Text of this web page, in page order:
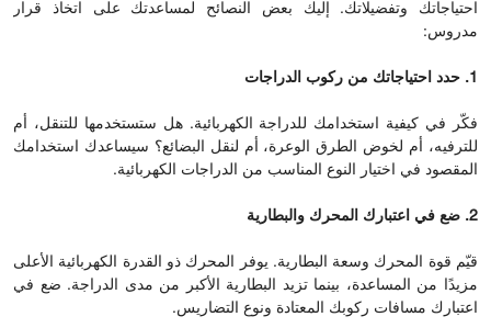
احتياجاتك وتفضيلاتك. إليك بعض النصائح لمساعدتك على اتخاذ قرار
مدروس:
1. حدد احتياجاتك من ركوب الدراجات
فكّر في كيفية استخدامك للدراجة الكهربائية. هل ستستخدمها للتنقل، أم
للترفيه، أم لخوض الطرق الوعرة، أم لنقل البضائع؟ سيساعدك استخدامك
المقصود في اختيار النوع المناسب من الدراجات الكهربائية.
2. ضع في اعتبارك المحرك والبطارية
قيّم قوة المحرك وسعة البطارية. يوفر المحرك ذو القدرة الكهربائية الأعلى
مزيدًا من المساعدة، بينما تزيد البطارية الأكبر من مدى الدراجة. ضع في
اعتبارك مسافات ركوبك المعتادة ونوع التضاريس.